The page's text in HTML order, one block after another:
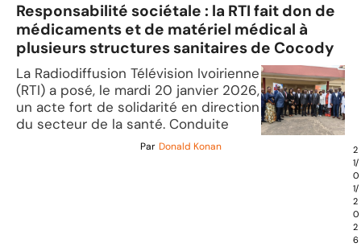
Responsabilité sociétale : la RTI fait don de
médicaments et de matériel médical à
plusieurs structures sanitaires de Cocody
La Radiodiffusion Télévision Ivoirienne
(RTI) a posé, le mardi 20 janvier 2026,
un acte fort de solidarité en direction
du secteur de la santé. Conduite
Par Donald Konan
2
1/
0
1/
2
0
2
6